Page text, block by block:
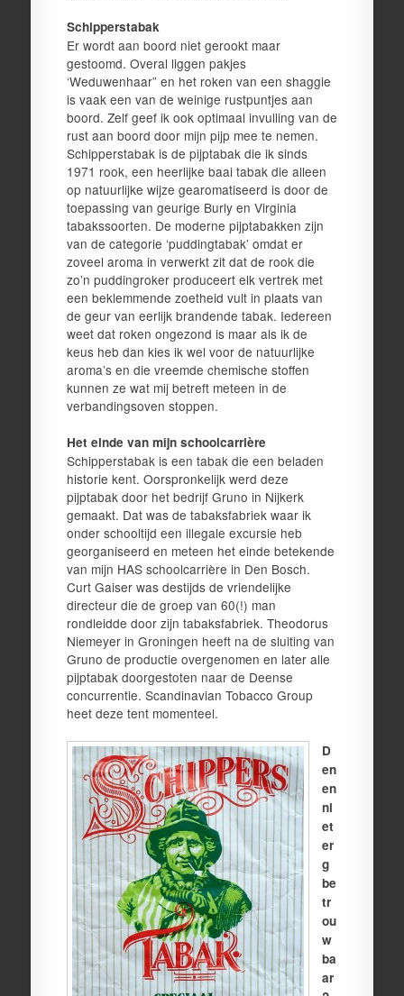
Schipperstabak
Er wordt aan boord niet gerookt maar
gestoomd. Overal liggen pakjes
‘Weduwenhaar” en het roken van een shaggie
is vaak een van de weinige rustpuntjes aan
boord. Zelf geef ik ook optimaal invulling van de
rust aan boord door mijn pijp mee te nemen.
Schipperstabak is de pijptabak die ik sinds
1971 rook, een heerlijke baai tabak die alleen
op natuurlijke wijze gearomatiseerd is door de
toepassing van geurige Burly en Virginia
tabakssoorten. De moderne pijptabakken zijn
van de categorie ‘puddingtabak’ omdat er
zoveel aroma in verwerkt zit dat de rook die
zo’n puddingroker produceert elk vertrek met
een beklemmende zoetheid vult in plaats van
de geur van eerlijk brandende tabak. Iedereen
weet dat roken ongezond is maar als ik de
keus heb dan kies ik wel voor de natuurlijke
aroma’s en die vreemde chemische stoffen
kunnen ze wat mij betreft meteen in de
verbandingsoven stoppen.
Het einde van mijn schoolcarrière
Schipperstabak is een tabak die een beladen
historie kent. Oorspronkelijk werd deze
pijptabak door het bedrijf Gruno in Nijkerk
gemaakt. Dat was de tabaksfabriek waar ik
onder schooltijd een illegale excursie heb
georganiseerd en meteen het einde betekende
van mijn HAS schoolcarrière in Den Bosch.
Curt Gaiser was destijds de vriendelijke
directeur die de groep van 60(!) man
rondleidde door zijn tabaksfabriek. Theodorus
Niemeyer in Groningen heeft na de sluiting van
Gruno de productie overgenomen en later alle
pijptabak doorgestoten naar de Deense
concurrentie. Scandinavian Tobacco Group
heet deze tent momenteel.
D
en
en
ni
et
er
g
be
tr
ou
w
ba
ar